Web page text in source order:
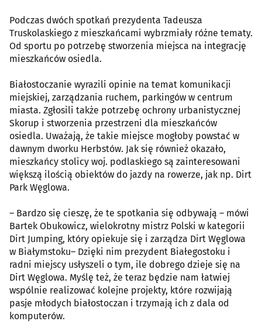
Podczas dwóch spotkań prezydenta Tadeusza
Truskolaskiego z mieszkańcami wybrzmiały różne tematy.
Od sportu po potrzebę stworzenia miejsca na integrację
mieszkańców osiedla.
Białostoczanie wyrazili opinie na temat komunikacji
miejskiej, zarządzania ruchem, parkingów w centrum
miasta. Zgłosili także potrzebę ochrony urbanistycznej
Skorup i stworzenia przestrzeni dla mieszkańców
osiedla. Uważają, że takie miejsce mogłoby powstać w
dawnym dworku Herbstów. Jak się również okazało,
mieszkańcy stolicy woj. podlaskiego są zainteresowani
większą ilością obiektów do jazdy na rowerze, jak np. Dirt
Park Węglowa.
– Bardzo się cieszę, że te spotkania się odbywają – mówi
Bartek Obukowicz, wielokrotny mistrz Polski w kategorii
Dirt Jumping, który opiekuje się i zarządza Dirt Węglowa
w Białymstoku– Dzięki nim prezydent Białegostoku i
radni miejscy usłyszeli o tym, ile dobrego dzieje się na
Dirt Węglowa. Myślę też, że teraz będzie nam łatwiej
wspólnie realizować kolejne projekty, które rozwijają
pasje młodych białostoczan i trzymają ich z dala od
komputerów.